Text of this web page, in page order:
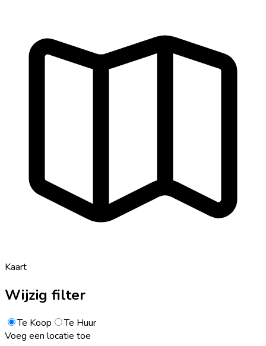
Kaart
Wijzig filter
Te Koop
Te Huur
Voeg een locatie toe